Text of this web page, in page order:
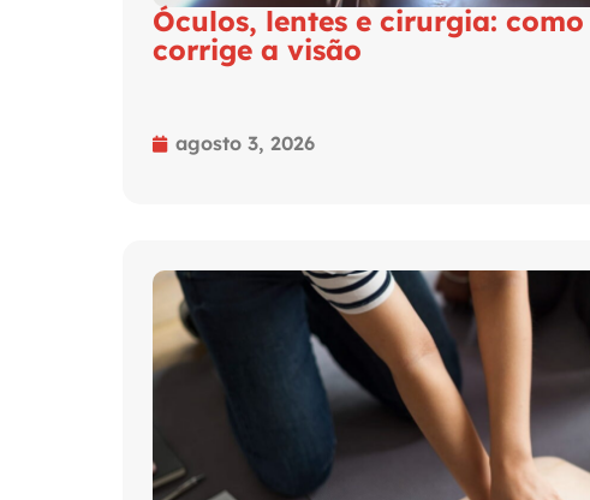
Óculos, lentes e cirurgia:
corrige a visão
agosto 3, 2026